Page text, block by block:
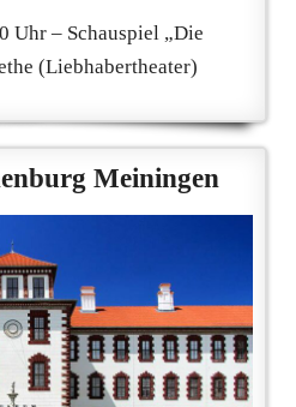
Uhr – Schauspiel „Die
(Liebhabertheater)
Meiningen